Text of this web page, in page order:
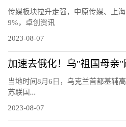
传媒板块拉升走强，中原传媒、上
9%，卓创资讯
2023-08-07
当地时间8月6日，乌克兰首都基辅
苏联国...
2023-08-07